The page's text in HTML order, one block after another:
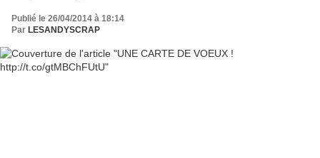
Publié le 26/04/2014 à 18:14
Par LESANDYSCRAP